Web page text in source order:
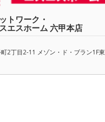
トワーク・
エスホーム 六甲本店
2丁目2-11 メゾン・ド・ブラン1F東